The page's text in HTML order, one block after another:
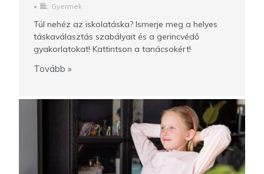
• Gyermek
Túl nehéz az iskolatáska? Ismerje meg a helyes
táskaválasztás szabályait és a gerincvédő
gyakorlatokat! Kattintson a tanácsokért!
Tovább »